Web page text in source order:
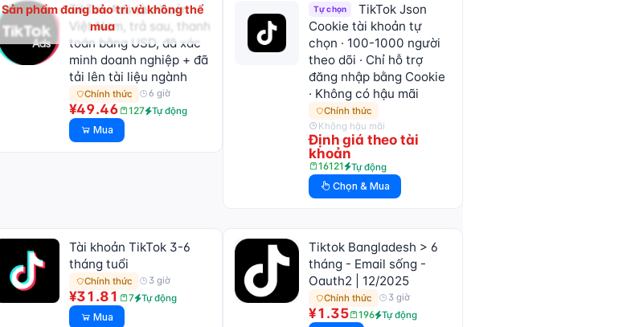
TikTok Ads tài khoản
Việt Nam, trả sau, thanh
toán bằng USD, đã xác
minh doanh nghiệp + đã
tải lên tài liệu ngành
Chính thức 6 giờ
¥49.46 127 Tự động
Mua
Sản phẩm đang bảo trì và không thể
mua
Tự chọn
TikTok Json
Cookie tài khoản tự
chọn · 100-1000 người
theo dõi · Chỉ hỗ trợ
đăng nhập bằng Cookie
· Không có hậu mãi
Chính thức
Không hậu mãi
Định giá theo tài
khoản
16121 Tự động
Chọn & Mua
Tài khoản TikTok 3-6
tháng tuổi
Chính thức 3 giờ
¥31.81 7 Tự động
Mua
Tiktok Bangladesh > 6
tháng - Email sống -
Oauth2 | 12/2025
Chính thức 3 giờ
¥1.35 196 Tự động